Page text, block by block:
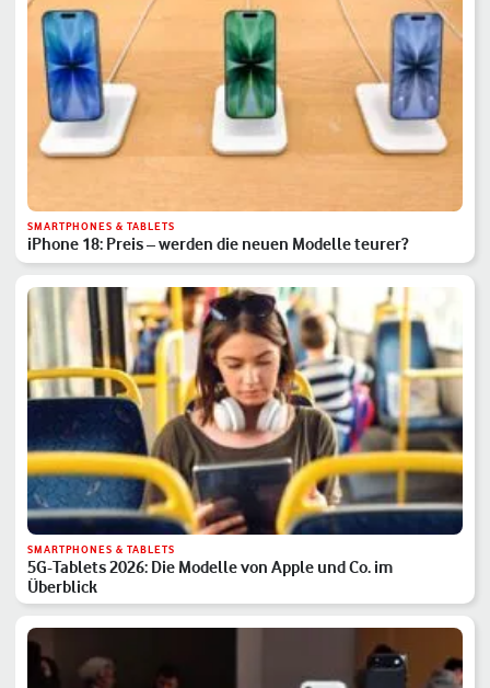
SMARTPHONES & TABLETS
iPhone 18: Preis – werden die neuen Modelle teurer?
SMARTPHONES & TABLETS
5G-Tablets 2026: Die Modelle von Apple und Co. im
Überblick